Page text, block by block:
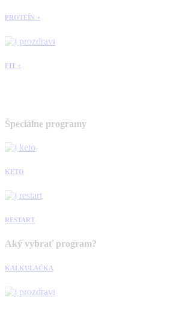
PROTEÍN +
FIT +
Špeciálne programy
KETO
RESTART
Aký vybrať program?
KALKULAČKA